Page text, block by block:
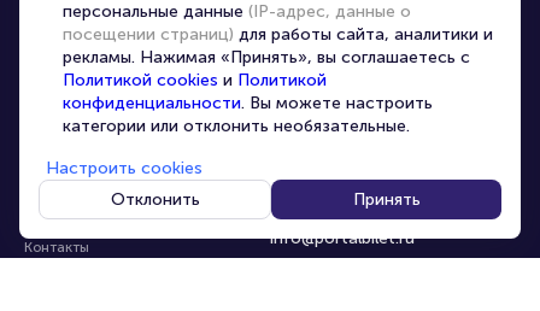
Перепродажа билетов
Организаторам
Корпоративным клиентам
VIP-билеты
Персональные данные
О компании
Контакты
8-800-500-42-62
8-499-226-15-14
info@portalbilet.ru
С 10:00 до 21:00,
персональные данные (IP-адрес, данные о
посещении страниц) для работы сайта, аналитики и
рекламы. Нажимая «Принять», вы соглашаетесь с
Политикой cookies и Политикой
конфиденциальности. Вы можете настроить
категории или отклонить необязательные.
Настроить cookies
Отклонить
Принять